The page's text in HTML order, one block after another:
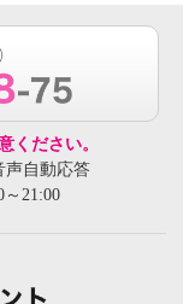
ください。
声自動応答
21:00